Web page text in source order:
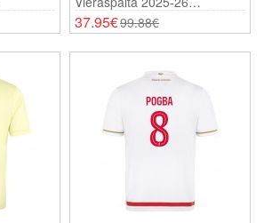
Lyhythihainen
37.95€99.88€